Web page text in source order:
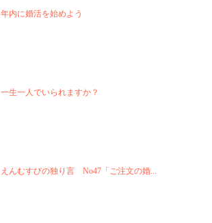
年内に婚活を始めよう
一生一人でいられますか？
えんむすびの独り言 No47「ご注文の婚...